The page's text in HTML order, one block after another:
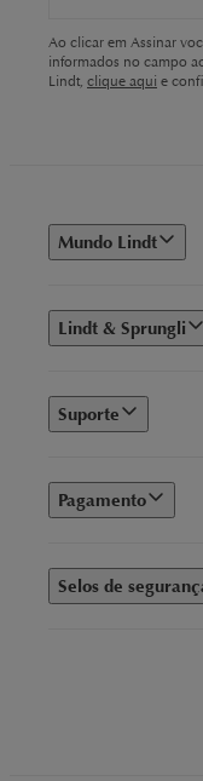
Ao clicar em Assinar
informados no campo
Lindt, clique aqui e
Mundo Lindt
Lindt & Sprungli
Suporte
Pagamento
Selos de